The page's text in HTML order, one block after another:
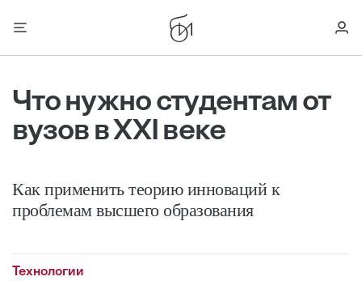
Что нужно студентам от
вузов в XXI веке
Как применить теорию инноваций к
проблемам высшего образования
Технологии